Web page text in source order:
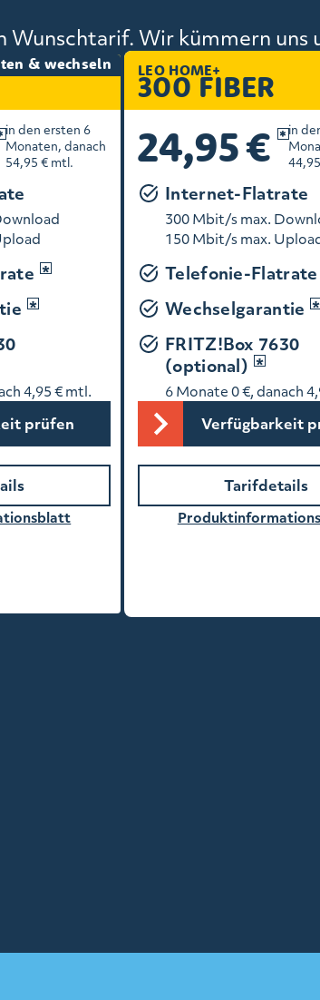
Wunschtarif. Wir kümmern uns
LEO HOME+
300 FIBER
24,95 €
in
Internet-Flatrate
300 Mbit/s max.
150 Mbit/s max.
Telefonie-
Wechselgarantie
FRITZ!Box 7630
(optional)
6 Monate 0 €, danach
Verfügbarkeit
Tarifdetails
& wechseln
in den ersten 6
Monaten, danach
54,95 € mtl.
4,95 € mtl.
prüfen